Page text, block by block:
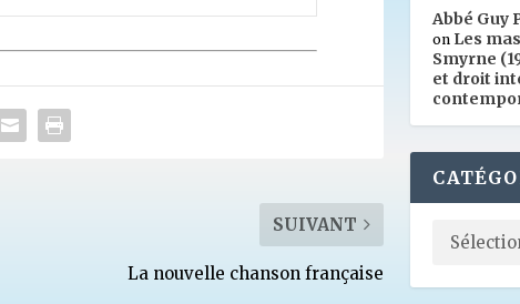
SUIVANT
La nouvelle chanson française
Abbé Guy
on Les
Smyrne
et droit